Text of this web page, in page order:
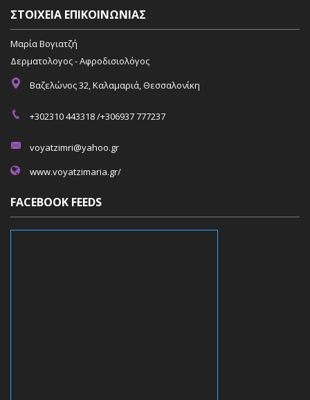
ΣΤΟΙΧΕΊΑ ΕΠΙΚΟΙΝΩΝΊΑΣ
Μαρία Βογιατζή
Δερματολογος - Αφροδισιολόγος
Βαζελώνος 32, Καλαμαριά, Θεσσαλονίκη
+302310 443318 /+306937 777237
voyatzimri@yahoo.gr
www.voyatzimaria.gr/
FACEBOOK FEEDS